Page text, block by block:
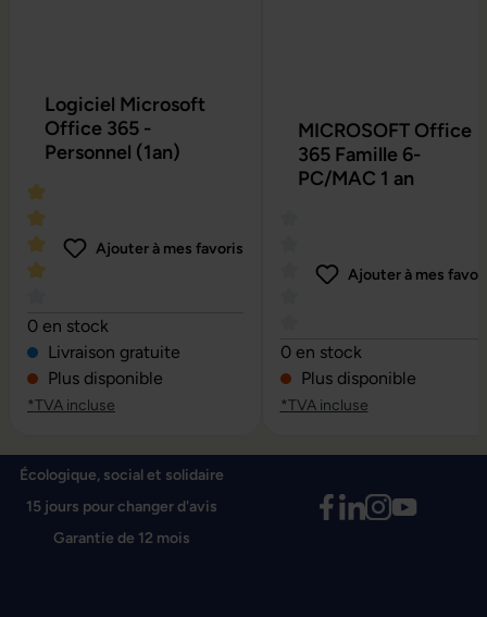
Logiciel Microsoft
Office 365 -
Personnel (1an)
Note moyenne de 4 sur 5 étoiles
Ajouter à mes favoris
0 en stock
Livraison gratuite
Plus disponible
*TVA incluse
MICROSOFT Office
365 Famille 6-
PC/MAC 1 an
Note moyenne de 0 sur 5
Ajouter à mes
0 en stock
Plus disponible
*TVA incluse
Écologique, social et solidaire
15 jours pour changer d'avis
Garantie de 12 mois